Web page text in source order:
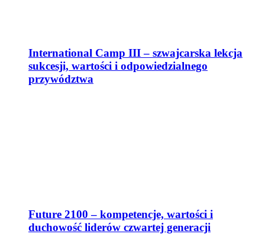
International Camp III – szwajcarska lekcja
sukcesji, wartości i odpowiedzialnego
przywództwa
Future 2100 – kompetencje, wartości i
duchowość liderów czwartej generacji